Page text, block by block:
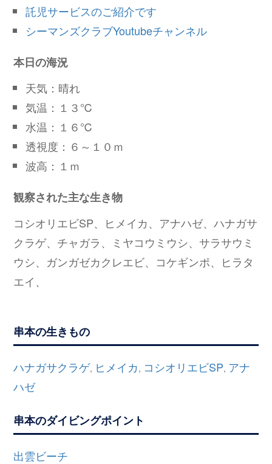
託児サービスのご紹介です
シーマンズクラブYoutubeチャンネル
本日の海況
天気：晴れ
気温：１３℃
水温：１６℃
透視度：６～１０ｍ
波高：１ｍ
観察された主な生き物
コシオリエビSP、ヒメイカ、アナハゼ、ハナガサ
クラゲ、チャガラ、ミヤコウミウシ、サラサウミ
ウシ、ガンガゼカクレエビ、コケギンポ、ヒラタ
エイ、
串本の生きもの
ハナガサクラゲ, ヒメイカ, コシオリエビSP, アナ
ハゼ
串本のダイビングポイント
出雲ビーチ